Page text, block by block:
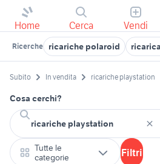
Home Cerca Vendi
Ricerche ricariche polaroid
Subito In vendita ricariche playstation
Cosa cerchi?
Tutte le
categorie
Filtri